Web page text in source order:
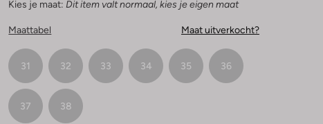
Kies je maat: Dit item valt normaal, kies je eigen maat
Maattabel Maat uitverkocht?
31 32 33 34 35 36
37 38